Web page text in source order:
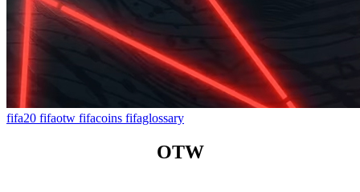
fifa20 fifaotw fifacoins fifaglossary
OTW